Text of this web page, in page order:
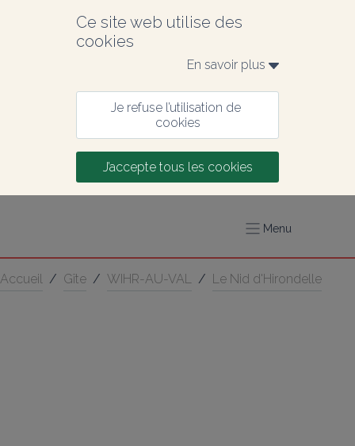
Ce site web utilise des
cookies
En savoir plus
Je refuse l’utilisation de
cookies
J’accepte tous les cookies
Menu
Accueil / Gîte / WIHR-AU-VAL / Le Nid d'Hirondelle